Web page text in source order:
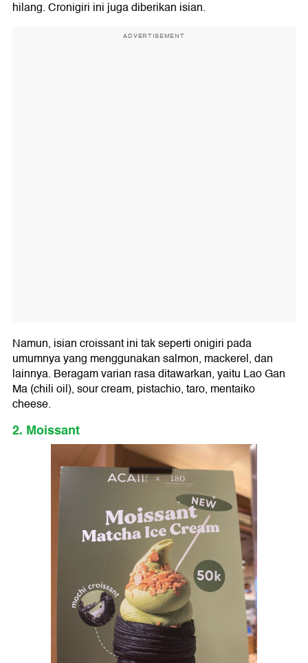
hilang. Cronigiri ini juga diberikan isian.
ADVERTISEMENT
Namun, isian croissant ini tak seperti onigiri pada
umumnya yang menggunakan salmon, mackerel, dan
lainnya. Beragam varian rasa ditawarkan, yaitu Lao Gan
Ma (chili oil), sour cream, pistachio, taro, mentaiko
cheese.
2. Moissant